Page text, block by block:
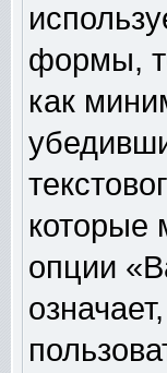
формы,
как
которые
опции